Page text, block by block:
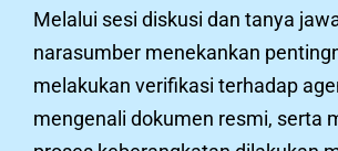
Melalui sesi diskusi dan tanya
narasumber menekankan
melakukan verifikasi terhadap
mengenali dokumen resmi, serta